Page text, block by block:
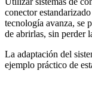
conector
tecnología avanza, se
de abrirlas, sin perder
La adaptación del
ejemplo práctico de